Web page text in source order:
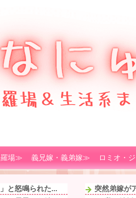
場≫ 義兄嫁・義弟嫁≫ ロミオ・
と怒鳴られた...
突然弟嫁が